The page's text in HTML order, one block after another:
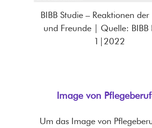
BIBB Studie – Reaktionen
und Freunde | Quelle: BIBB
1|2022
Image von
Um das Image von